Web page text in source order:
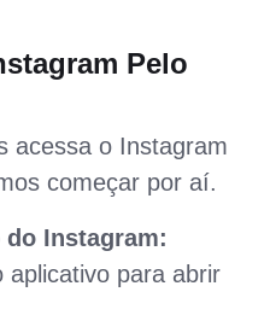
Pelo
acessa o Instagram
começar por aí.
Instagram:
aplicativo para abrir